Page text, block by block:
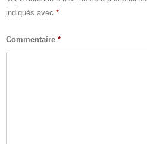
indiqués avec *
Commentaire *